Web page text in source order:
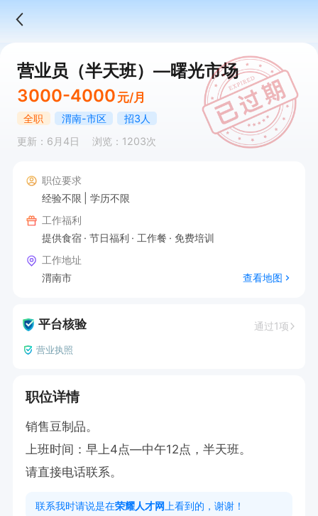
营业员（半天班）—曙光市场
3000-4000 元/月
全职 渭南-市区
招3人
更新：6月4日
浏览：1203次
职位要求
经验不限
学历不限
工作福利
提供食宿
节日福利 工作餐
免费培训
工作地址
渭南市
查看地图
平台核验 通过1项
营业执照
职位详情
销售豆制品。
上班时间：早上4点—中午12点，半天班。
请直接电话联系。
联系我时请说是在荣耀人才网 上看到的，谢谢！